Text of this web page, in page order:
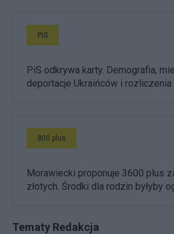
PiS
PiS odkrywa karty. Demografia,
deportacje Ukraińców i rozliczenia
800 plus
Morawiecki proponuje 3600 plus
złotych. Środki dla rodzin byłyby
Tematy Redakcja